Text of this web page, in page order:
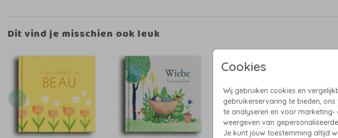
Cookies
Wij gebruiken cookies en
gebruikerservaring te bieden,
te analyseren en voor
weergeven van
Je kunt jouw toestemming altijd
Dit vind je misschien ook leuk